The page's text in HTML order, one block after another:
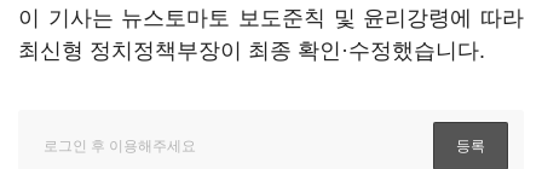
이 기사는 뉴스토마토 보도준칙 및 윤리강령에 따라
최신형 정치정책부장이 최종 확인·수정했습니다.